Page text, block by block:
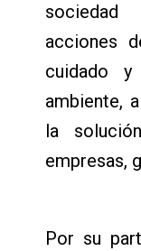
acciones
cuidado y
ambiente,
la
empresas,
Por su